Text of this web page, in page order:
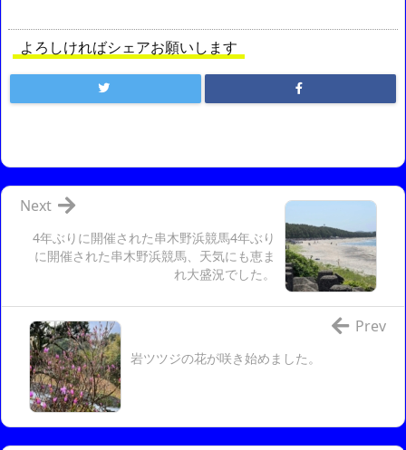
よろしければシェアお願いします
4年ぶりに開催された串木野浜競馬4年ぶり
に開催された串木野浜競馬、天気にも恵ま
れ大盛況でした。
Next
岩ツツジの花が咲き始めました。
Prev